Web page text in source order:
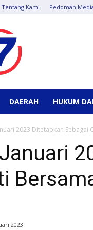
Tentang Kami Pedoman
DAERAH HUKUM
2023 Ditetapkan Sebagai
2023